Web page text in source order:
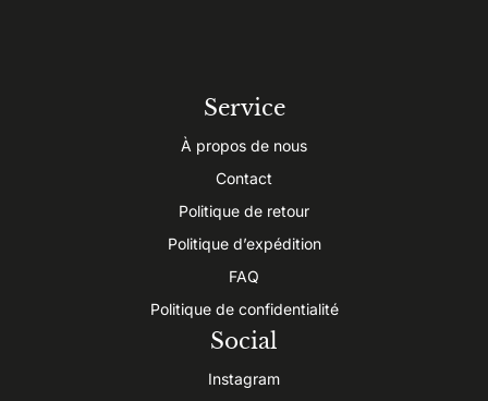
Service
À propos de nous
Contact
Politique de retour
Politique d’expédition
FAQ
Politique de confidentialité
Social
Instagram